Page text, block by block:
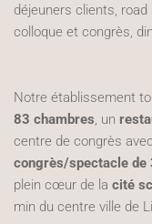
déjeuners clients,
colloque et congrès,
Notre établissement
83 chambres, un
centre de congrès avec
congrès/spectacle de
plein cœur de la cité
min du centre ville de